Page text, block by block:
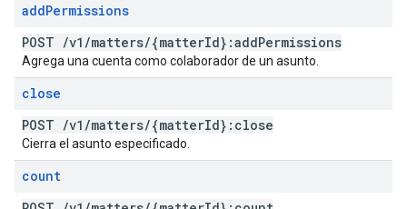
addPermissions
POST /v1 /matters/{matterId}:addPermissions
Agrega una cuenta como colaborador de un asunto.
close
POST /v1 /matters/{matterId}:close
Cierra el asunto especificado.
count